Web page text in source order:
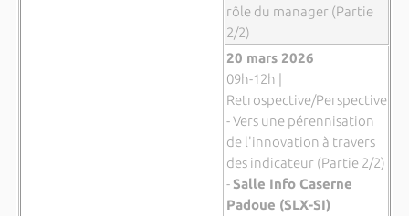
rôle du manager (Partie
2/2)
20 mars 2026
09h-12h |
Retrospective/Perspective
- Vers une pérennisation
de l'innovation à travers
des indicateur (Partie 2/2)
- Salle Info Caserne
Padoue (SLX-SI)